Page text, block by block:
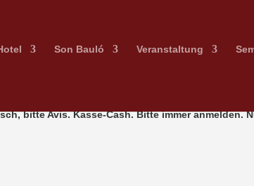
Son Bauló Veranstaltung
bitte Avis. Kasse-Cash. Bitte immer anmelden.